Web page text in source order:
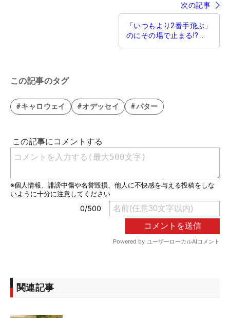
次の記事
「いつもより2番手飛ぶ」
のにその場で止まる!? 器
この記事のタグ
#キャロウェイ #オデッセイ #パター
関連記事